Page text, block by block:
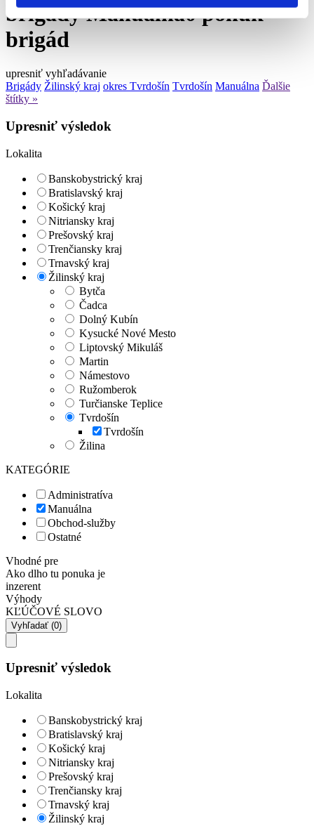
brigády Manuálna0 ponúk
brigád
upresniť vyhľadávanie
Brigády Žilinský kraj okres Tvrdošín Tvrdošín Manuálna Ďalšie
štítky »
Upresniť výsledok
Lokalita
Banskobystrický kraj
Bratislavský kraj
Košický kraj
Nitriansky kraj
Prešovský kraj
Trenčiansky kraj
Trnavský kraj
Žilinský kraj
Bytča
Čadca
Dolný Kubín
Kysucké Nové Mesto
Liptovský Mikuláš
Martin
Námestovo
Ružomberok
Turčianske Teplice
Tvrdošín
Tvrdošín
Žilina
KATEGÓRIE
Administratíva
Manuálna
Obchod-služby
Ostatné
Vhodné pre
Ako dlho tu ponuka je
inzerent
Výhody
KĽÚČOVÉ SLOVO
Upresniť výsledok
Lokalita
Banskobystrický kraj
Bratislavský kraj
Košický kraj
Nitriansky kraj
Prešovský kraj
Trenčiansky kraj
Trnavský kraj
Žilinský kraj